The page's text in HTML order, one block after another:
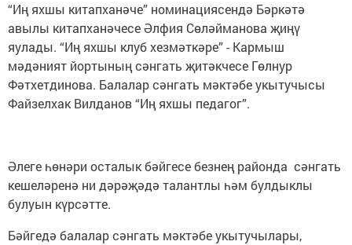
“Иң яхшы китапханәче” номинациясендә Бәркәтә
авылы китапханәчесе Әлфия Сөләйманова җиңү
яулады. “Иң яхшы клуб хезмәткәре” - Кармыш
мәдәният йортының сәнгать җитәкчесе Гөлнур
Фәтхетдинова. Балалар сәнгать мәктәбе укытучысы
Файзелхак Вилданов “Иң яхшы педагог”.
Әлеге һөнәри осталык бәйгесе безнең районда сәнгать
кешеләренә ни дәрәҗәдә талантлы һәм булдыклы
булуын күрсәтте.
Бәйгедә балалар сәнгать мәктәбе укытучылары,